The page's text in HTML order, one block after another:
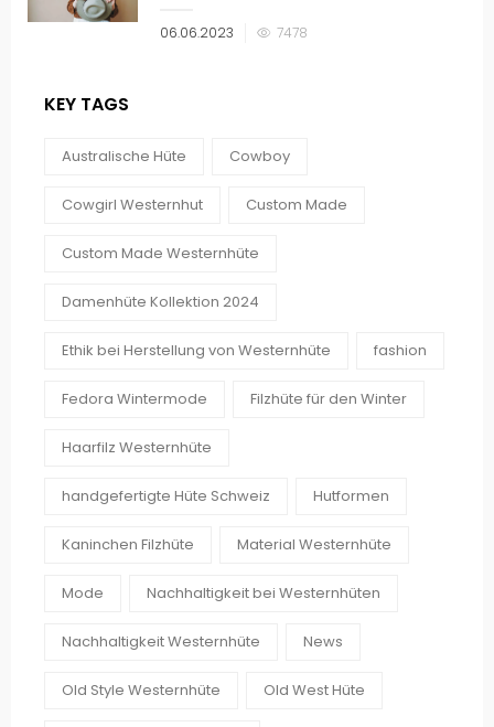
Veröffentlicht
06.06.2023 7478
KEY TAGS
Australische Hüte Cowboy
Cowgirl Westernhut Custom Made
Custom Made Westernhüte
Damenhüte Kollektion 2024
Ethik bei Herstellung von Westernhüte fashion
Fedora Wintermode Filzhüte für den Winter
Haarfilz Westernhüte
handgefertigte Hüte Schweiz Hutformen
Kaninchen Filzhüte Material Westernhüte
Mode Nachhaltigkeit bei Westernhüten
Nachhaltigkeit Westernhüte News
Old Style Westernhüte Old West Hüte